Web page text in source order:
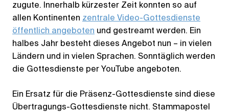
zugute. Innerhalb kürzester Zeit konnten so auf
allen Kontinenten zentrale Video-Gottesdienste
öffentlich angeboten und gestreamt werden. Ein
halbes Jahr besteht dieses Angebot nun – in vielen
Ländern und in vielen Sprachen. Sonntäglich werden
die Gottesdienste per YouTube angeboten.
Ein Ersatz für die Präsenz-Gottesdienste sind diese
Übertragungs-Gottesdienste nicht. Stammapostel